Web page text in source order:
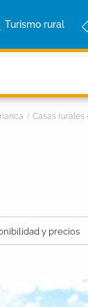
Turismo rural
Casas rurales
y precios